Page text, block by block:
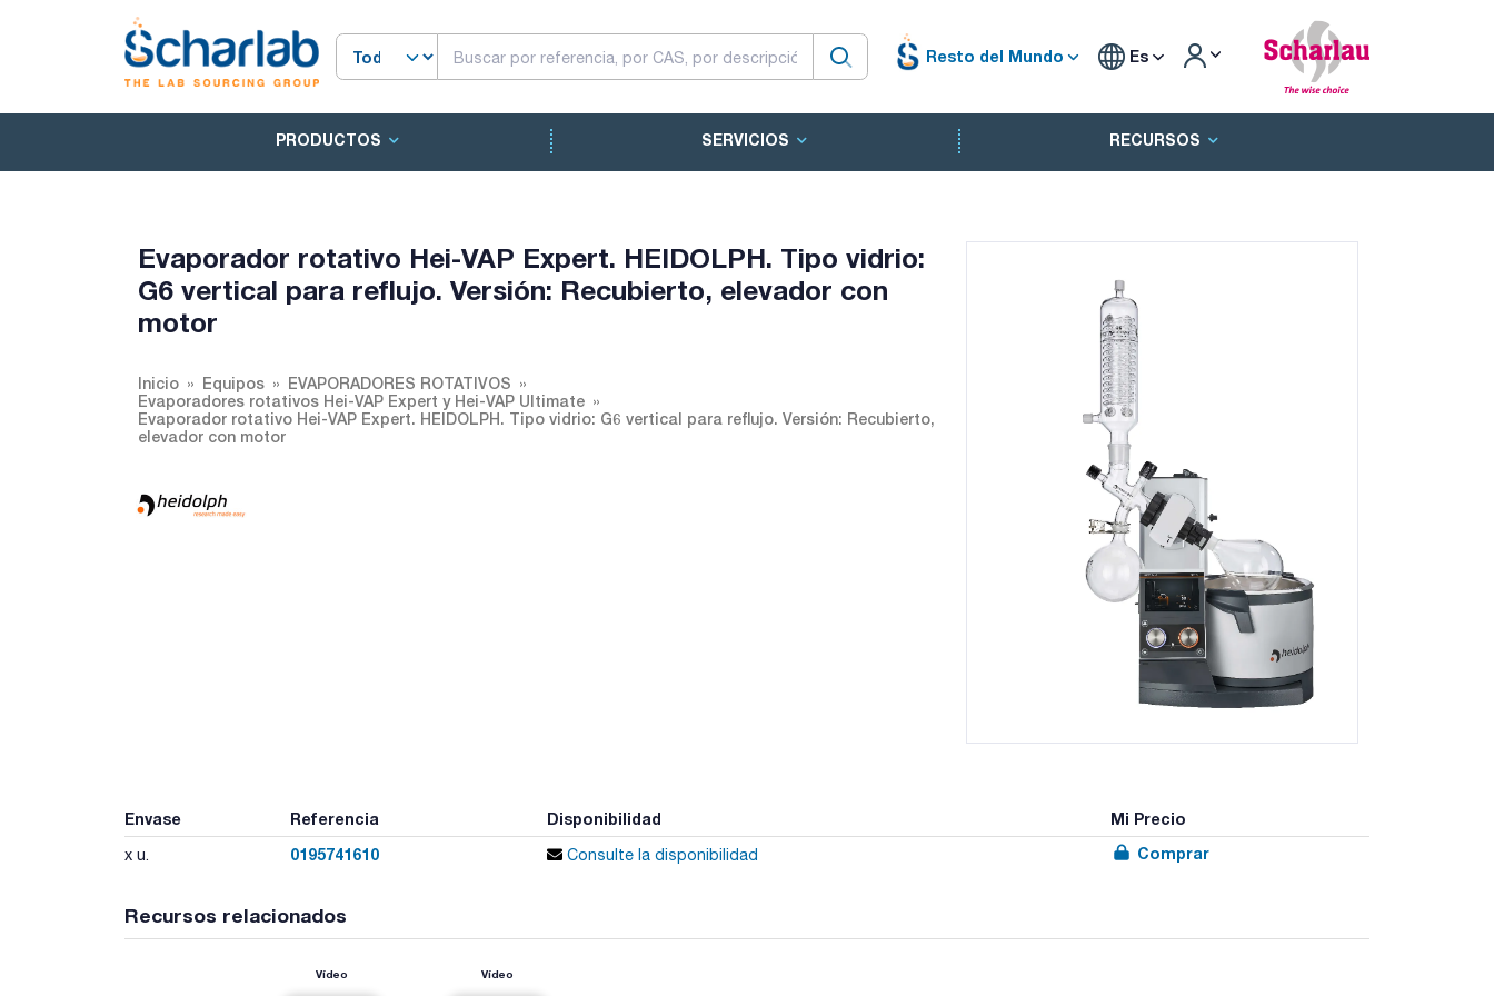
Resto del Mundo Es
PRODUCTOS SERVICIOS RECURSOS
Evaporador rotativo Hei-VAP Expert. HEIDOLPH. Tipo vidrio:
G6 vertical para reflujo. Versión: Recubierto, elevador con
motor
Inicio Equipos
EVAPORADORES ROTATIVOS
Evaporadores rotativos Hei-VAP Expert y Hei-VAP Ultimate
Evaporador rotativo Hei-VAP Expert. HEIDOLPH. Tipo vidrio: G6 vertical para reflujo. Versión: Recubierto,
elevador con motor
Envase Referencia Disponibilidad Mi Precio
x u. 0195741610 Consulte la disponibilidad Comprar
Recursos relacionados
Vídeo Vídeo